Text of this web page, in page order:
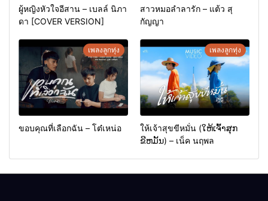
ผู้หญิงหัวใจอีสาน – เบลล์ นิภา
ดา [COVER VERSION]
สาวหมอลำลารัก – แต้ว สุ
กัญญา
เพลงลูกทุ่ง
ขอบคุณที่เลือกฉัน – โต๋เหน่อ
เพลงลูกทุ่ง
ให้เจ้าสุขขีหมั่น (ໃຫ້ເຈົ້າສຸກ
ຂີຫມັ້ນ) – เน็ค นฤพล